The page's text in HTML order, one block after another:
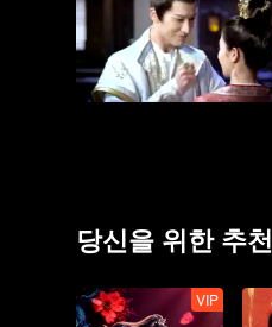
당신을 위한 추천
VIP